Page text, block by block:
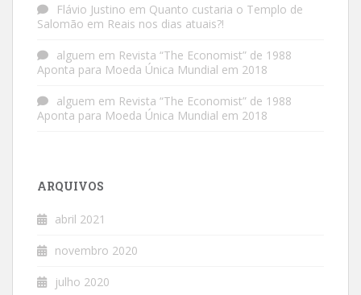
Flávio Justino em Quanto custaria o Templo de
Salomão em Reais nos dias atuais?!
alguem em Revista “The Economist” de 1988
Aponta para Moeda Única Mundial em 2018
alguem em Revista “The Economist” de 1988
Aponta para Moeda Única Mundial em 2018
ARQUIVOS
abril 2021
novembro 2020
julho 2020